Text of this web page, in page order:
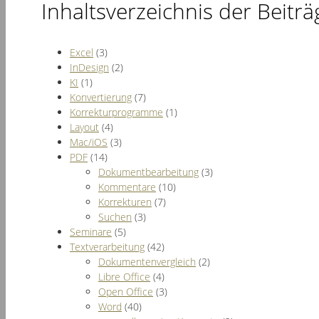
Inhaltsverzeichnis der
Excel (3)
InDesign (2)
KI (1)
Konvertierung (7)
Korrekturprogramme (1)
Layout (4)
Mac/iOS (3)
PDF (14)
Dokumentbearbeitung (3)
Kommentare (10)
Korrekturen (7)
Suchen (3)
Seminare (5)
Textverarbeitung (42)
Dokumentenvergleich (2)
Libre Office (4)
Open Office (3)
Word (40)